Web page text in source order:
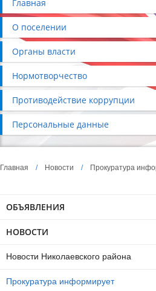
Главная
О поселении
Органы власти
Нормотворчество
Противодействие коррупции
Персональные данные
Главная / Новости / Прокуратура
ОБЪЯВЛЕНИЯ
НОВОСТИ
Новости Николаевского района
Прокуратура информирует